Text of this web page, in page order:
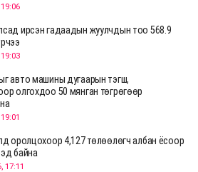
ирсэн гадаадын жуулчдын тоо 568.9
авто машины дугаарын тэгш,
олгохдоо 50 мянган төгрөгөөр
оролцохоор 4,127 төлөөлөгч албан ёсоор
байна
17:11